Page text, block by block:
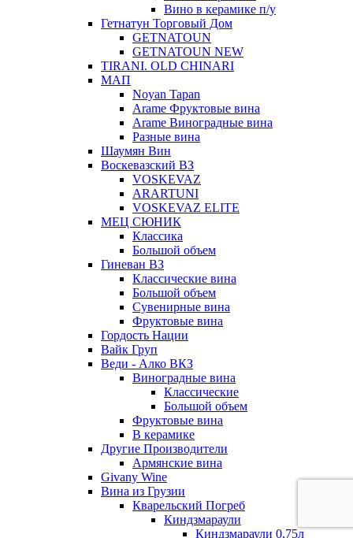
Вино в керамике п/у
Гетнатун Торговый Дом
GETNATOUN
GETNATOUN NEW
TIRANI. OLD CHINARI
МАП
Noyan Tapan
Arame Фруктовые вина
Arame Виноградные вина
Разные вина
Шаумян Вин
Воскевазский ВЗ
VOSKEVAZ
ARARTUNI
VOSKEVAZ ELITE
МЕЦ СЮНИК
Классика
Большой объем
Гиневан ВЗ
Классические вина
Большой объем
Сувенирные вина
Фруктовые вина
Гордость Нации
Вайк Груп
Веди - Алко ВКЗ
Виноградные вина
Классические
Большой объем
Фруктовые вина
В керамике
Другие Производители
Армянские вина
Givany Wine
Вина из Грузии
Кварельский Погреб
Киндзмараули
Киндзмараули 0,75л